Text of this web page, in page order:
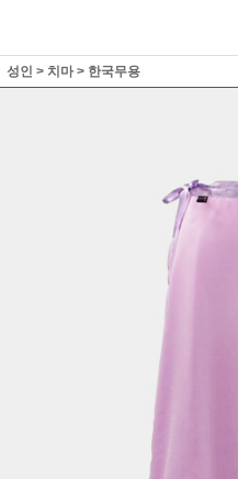
성인 > 치마> 한국무용